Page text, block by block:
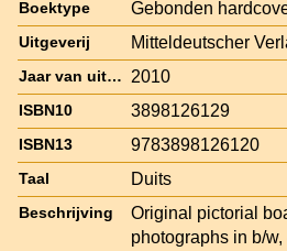
Boektype Gebonden
Uitgeverij Mitteldeutscher
Jaar van uitgave 2010
ISBN10 3898126129
ISBN13 9783898126120
Taal Duits
Beschrijving
Original pictorial
photographs in b/w,